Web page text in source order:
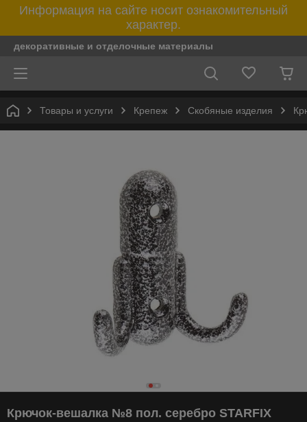
Информация на сайте носит ознакомительный
характер.
декоративные и отделочные материалы
Товары и услуги Крепеж Скобяные изделия
Крючок-вешалка №8 пол. серебро STARFIX